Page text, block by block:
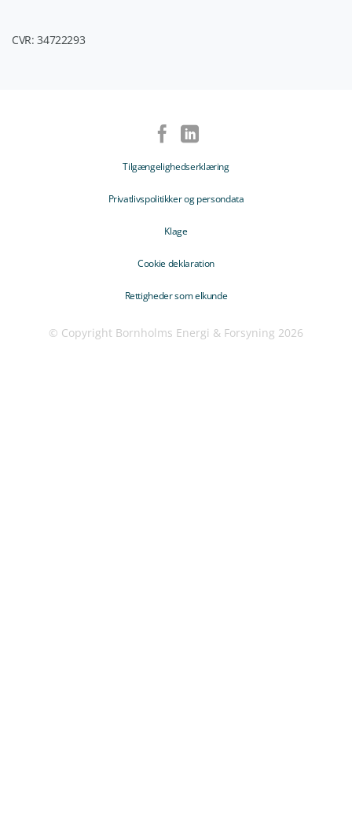
CVR: 34722293
Tilgængelighedserklæring
Privatlivspolitikker og persondata
Klage
Cookie deklaration
Rettigheder som elkunde
© Copyright Bornholms Energi & Forsyning 2026